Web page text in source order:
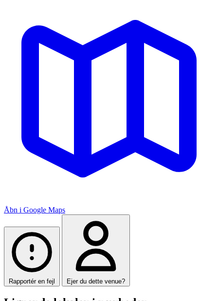
Åbn i Google Maps
Rapportér en fejl Ejer du dette venue?